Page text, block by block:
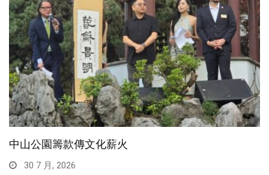
中山公園籌款傳文化薪火
30 7 月, 2026